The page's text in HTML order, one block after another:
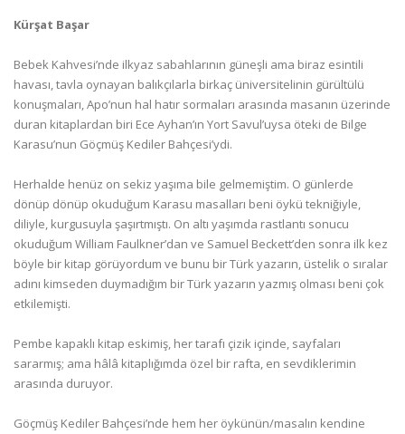
Kürşat Başar
Bebek Kahvesi’nde ilkyaz sabahlarının güneşli ama biraz esintili
havası, tavla oynayan balıkçılarla birkaç üniversitelinin gürültülü
konuşmaları, Apo’nun hal hatır sormaları arasında masanın üzerinde
duran kitaplardan biri Ece Ayhan’ın Yort Savul’uysa öteki de Bilge
Karasu’nun Göçmüş Kediler Bahçesi’ydi.
Herhalde henüz on sekiz yaşıma bile gelmemiştim. O günlerde
dönüp dönüp okuduğum Karasu masalları beni öykü tekniğiyle,
diliyle, kurgusuyla şaşırtmıştı. On altı yaşımda rastlantı sonucu
okuduğum William Faulkner’dan ve Samuel Beckett’den sonra ilk kez
böyle bir kitap görüyordum ve bunu bir Türk yazarın, üstelik o sıralar
adını kimseden duymadığım bir Türk yazarın yazmış olması beni çok
etkilemişti.
Pembe kapaklı kitap eskimiş, her tarafı çizik içinde, sayfaları
sararmış; ama hâlâ kitaplığımda özel bir rafta, en sevdiklerimin
arasında duruyor.
Göçmüş Kediler Bahçesi’nde hem her öykünün/masalın kendine